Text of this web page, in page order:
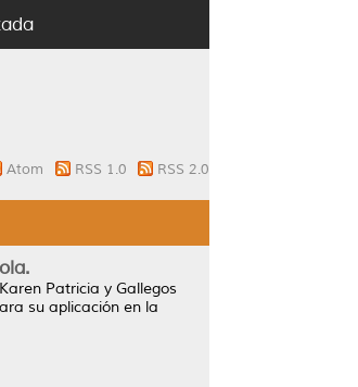
Atom RSS 1.0 RSS 2.0
Patricia y Gallegos
su aplicación en la